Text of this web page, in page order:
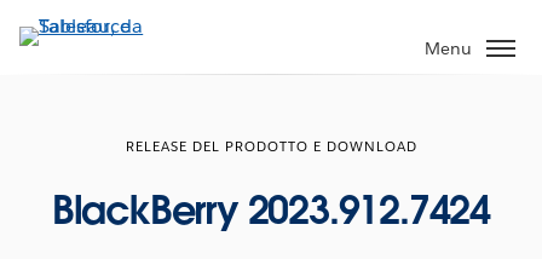
Passa
Menu
RELEASE DEL PRODOTTO E DOWNLOAD
BlackBerry 2023.912.7424